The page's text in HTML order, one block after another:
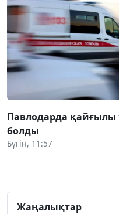
Павлодарда қайғылы
болды
Бүгін, 11:57
Жаңалықтар